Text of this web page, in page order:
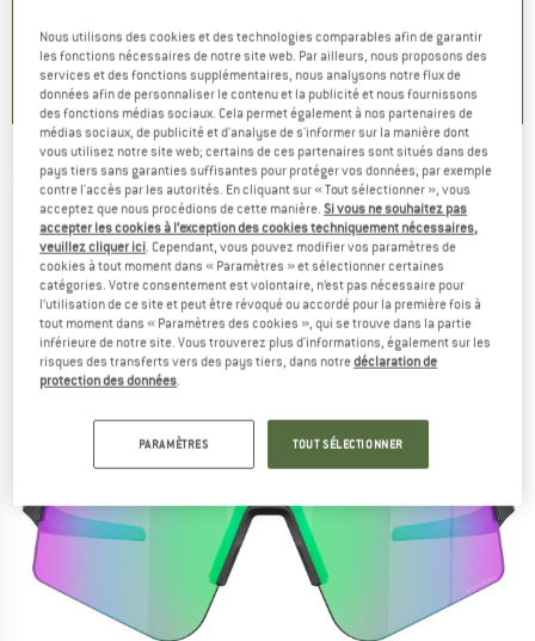
10
)
5,0(3) 0,0(0)
OAKLEY -Sutro Lite Sweep S2 (VLT 30%) -
Lunettes vélo
(0)
Nous utilisons des cookies et des technologies comparables afin de garantir
les fonctions nécessaires de notre site web. Par ailleurs, nous proposons des
services et des fonctions supplémentaires, nous analysons notre flux de
données afin de personnaliser le contenu et la publicité et nous fournissons
des fonctions médias sociaux. Cela permet également à nos partenaires de
médias sociaux, de publicité et d'analyse de s'informer sur la manière dont
vous utilisez notre site web; certains de ces partenaires sont situés dans des
pays tiers sans garanties suffisantes pour protéger vos données, par exemple
contre l'accès par les autorités. En cliquant sur « Tout sélectionner », vous
acceptez que nous procédions de cette manière.Si vous ne souhaitez pas
accepter les cookies à l’exception des cookies techniquement nécessaires,
veuillez cliquer ici. Cependant, vous pouvez modifier vos paramètres de
cookies à tout moment dans « Paramètres » et sélectionner certaines
catégories. Votre consentement est volontaire, n’est pas nécessaire pour
l’utilisation de ce site et peut être révoqué ou accordé pour la première fois à
tout moment dans « Paramètres des cookies », qui se trouve dans la partie
inférieure de notre site. Vous trouverez plus d'informations, également sur les
risques des transferts vers des pays tiers, dans notredéclaration de
protection des données.
PARAMÈTRES TOUT SÉLECTIONNER